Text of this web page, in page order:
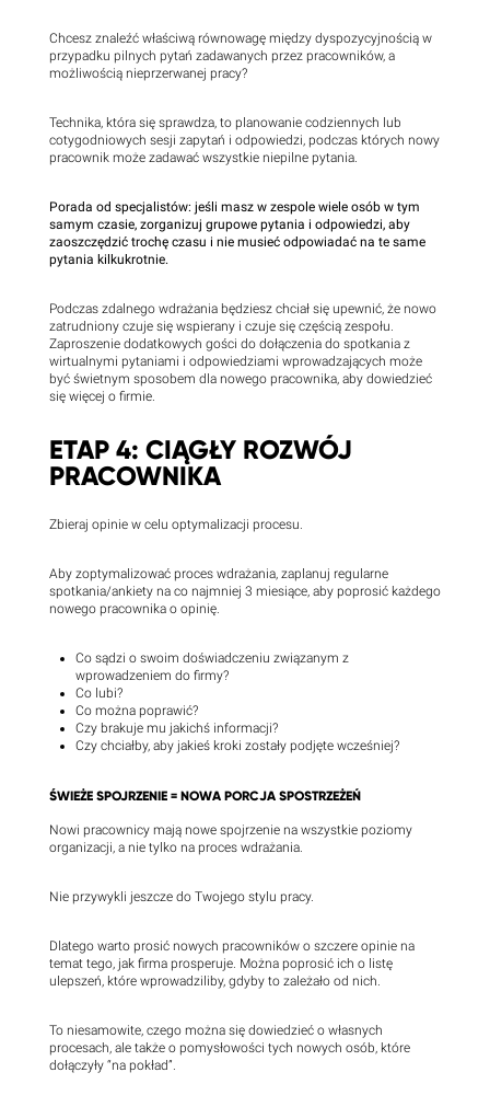
Chcesz znaleźć właściwą równowagę między dyspozycyjnością w
przypadku pilnych pytań zadawanych przez pracowników, a
możliwością nieprzerwanej pracy?
Technika, która się sprawdza, to planowanie codziennych lub
cotygodniowych sesji zapytań i odpowiedzi, podczas których nowy
pracownik może zadawać wszystkie niepilne pytania.
Porada od specjalistów: jeśli masz w zespole wiele osób w tym
samym czasie, zorganizuj grupowe pytania i odpowiedzi, aby
zaoszczędzić trochę czasu i nie musieć odpowiadać na te same
pytania kilkukrotnie.
Podczas zdalnego wdrażania będziesz chciał się upewnić, że nowo
zatrudniony czuje się wspierany i czuje się częścią zespołu.
Zaproszenie dodatkowych gości do dołączenia do spotkania z
wirtualnymi pytaniami i odpowiedziami wprowadzających może
być świetnym sposobem dla nowego pracownika, aby dowiedzieć
się więcej o firmie.
ETAP 4: CIĄGŁY ROZWÓJ
PRACOWNIKA
Zbieraj opinie w celu optymalizacji procesu.
Aby zoptymalizować proces wdrażania, zaplanuj regularne
spotkania/ankiety na co najmniej 3 miesiące, aby poprosić każdego
nowego pracownika o opinię.
Co sądzi o swoim doświadczeniu związanym z
wprowadzeniem do firmy?
Co lubi?
Co można poprawić?
Czy brakuje mu jakichś informacji?
Czy chciałby, aby jakieś kroki zostały podjęte wcześniej?
ŚWIEŻE SPOJRZENIE = NOWA PORCJA SPOSTRZEŻEŃ
Nowi pracownicy mają nowe spojrzenie na wszystkie poziomy
organizacji, a nie tylko na proces wdrażania.
Nie przywykli jeszcze do Twojego stylu pracy.
Dlatego warto prosić nowych pracowników o szczere opinie na
temat tego, jak firma prosperuje. Można poprosić ich o listę
ulepszeń, które wprowadziliby, gdyby to zależało od nich.
To niesamowite, czego można się dowiedzieć o własnych
procesach, ale także o pomysłowości tych nowych osób, które
dołączyły “na pokład”.